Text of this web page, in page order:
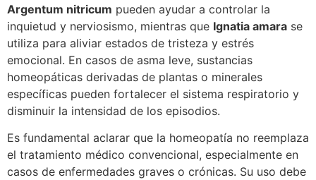
Argentum nitricum pueden ayudar a controlar la
inquietud y nerviosismo, mientras que Ignatia amara se
utiliza para aliviar estados de tristeza y estrés
emocional. En casos de asma leve, sustancias
homeopáticas derivadas de plantas o minerales
específicas pueden fortalecer el sistema respiratorio y
disminuir la intensidad de los episodios.
Es fundamental aclarar que la homeopatía no reemplaza
el tratamiento médico convencional, especialmente en
casos de enfermedades graves o crónicas. Su uso debe